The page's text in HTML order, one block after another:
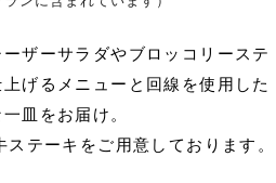
ザーサラダやブロッコリーステ
げるメニューと回線を使用した
皿をお届け。
テーキをご用意しております。